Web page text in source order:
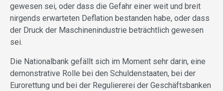
gewesen sei, oder dass die Gefahr einer weit und breit
nirgends erwarteten Deflation bestanden habe, oder dass
der Druck der Maschinenindustrie beträchtlich gewesen
sei.
Die Nationalbank gefällt sich im Moment sehr darin, eine
demonstrative Rolle bei den Schuldenstaaten, bei der
Eurorettung und bei der Reguliererei der Geschäftsbanken